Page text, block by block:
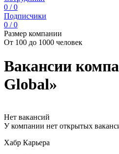
0 / 0
Подписчики
0 / 0
Размер компании
От 100 до 1000 человек
Вакансии
Global»
Нет вакансий
У компании нет открытых
Хабр Карьера